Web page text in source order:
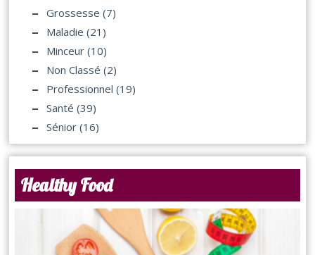
Grossesse (7)
Maladie (21)
Minceur (10)
Non Classé (2)
Professionnel (19)
Santé (39)
Sénior (16)
Healthy Food